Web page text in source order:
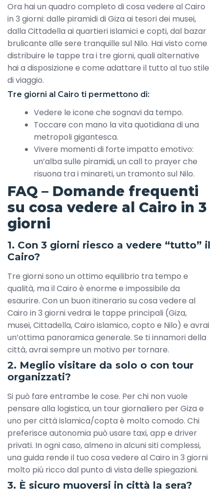
Ora hai un quadro completo di cosa vedere al Cairo
in 3 giorni: dalle piramidi di Giza ai tesori dei musei,
dalla Cittadella ai quartieri islamici e copti, dal bazar
brulicante alle sere tranquille sul Nilo. Hai visto come
distribuire le tappe tra i tre giorni, quali alternative
hai a disposizione e come adattare il tutto al tuo stile
di viaggio.
Tre giorni al Cairo ti permettono di:
Vedere le icone che sognavi da tempo.
Toccare con mano la vita quotidiana di una
metropoli gigantesca.
Vivere momenti di forte impatto emotivo:
un’alba sulle piramidi, un call to prayer che
risuona tra i minareti, un tramonto sul Nilo.
FAQ – Domande frequenti
su cosa vedere al Cairo in 3
giorni
1. Con 3 giorni riesco a vedere “tutto” il
Cairo?
Tre giorni sono un ottimo equilibrio tra tempo e
qualità, ma il Cairo è enorme e impossibile da
esaurire. Con un buon itinerario su cosa vedere al
Cairo in 3 giorni vedrai le tappe principali (Giza,
musei, Cittadella, Cairo islamico, copto e Nilo) e avrai
un’ottima panoramica generale. Se ti innamori della
città, avrai sempre un motivo per tornare.
2. Meglio visitare da solo o con tour
organizzati?
Si può fare entrambe le cose. Per chi non vuole
pensare alla logistica, un tour giornaliero per Giza e
uno per città islamica/copta è molto comodo. Chi
preferisce autonomia può usare taxi, app e driver
privati. In ogni caso, almeno in alcuni siti complessi,
una guida rende il tuo cosa vedere al Cairo in 3 giorni
molto più ricco dal punto di vista delle spiegazioni.
3. È sicuro muoversi in città la sera?